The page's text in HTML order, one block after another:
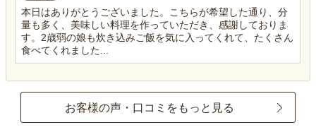
本日はありがとうございました。こちらが希望した通り、分
量も多く、美味しい料理を作っていただき、感謝しておりま
す。2歳弱の娘も炊き込みご飯を気に入ってくれて、たくさん
食べてくれました...
お客様の声・口コミをもっと見る